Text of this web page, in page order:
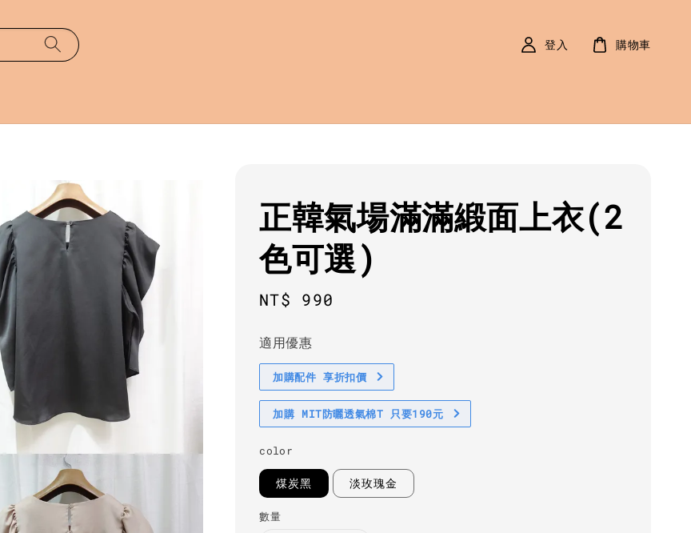
登入 購物車
正韓氣場滿滿緞面上衣(2
色可選)
Regular
NT$ 990
適用優惠
加購配件 享折扣價
加購 MIT防曬透氣棉T 只要190元
color
煤炭黑 淡玫瑰金
數量